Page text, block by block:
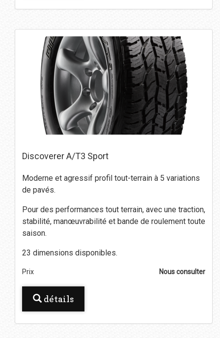
Discoverer A/T3 Sport
Moderne et agressif profil tout-terrain à 5 variations
de pavés.
Pour des performances tout terrain, avec une traction,
stabilité, manœuvrabilité et bande de roulement toute
saison.
23 dimensions disponibles.
Prix Nous consulter
détails